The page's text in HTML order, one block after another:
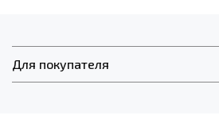
Для покупателя